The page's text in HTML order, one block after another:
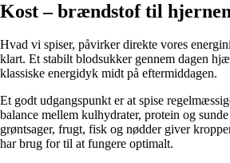
Kost – brændstof til
Hvad vi spiser, påvirker direkte vores
klart. Et stabilt blodsukker gennem dagen
klassiske energidyk midt på eftermiddagen.
Et godt udgangspunkt er at spise
balance mellem kulhydrater, protein og
grøntsager, frugt, fisk og nødder giver
har brug for til at fungere optimalt.